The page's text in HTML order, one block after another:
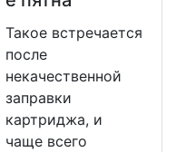
Такое встречается
после
некачественной
заправки
картриджа, и
чаще всего